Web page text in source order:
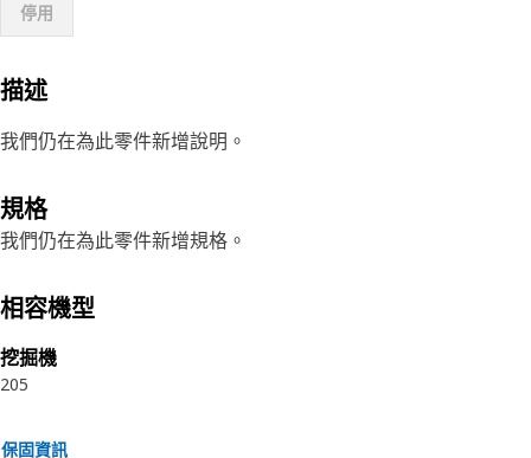
停用
描述
我們仍在為此零件新增說明。
規格
我們仍在為此零件新增規格。
相容機型
挖掘機
205
保固資訊